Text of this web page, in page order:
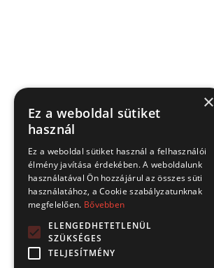
×
Ez a weboldal sütiket
használ
Ez a weboldal sütiket használ a felhasználói
élmény javítása érdekében. A weboldalunk
használatával Ön hozzájárul az összes süti
használatához, a Cookie szabályzatunknak
megfelelően. Bővebben
ELENGEDHETETLENÜL
SZÜKSÉGES
TELJESÍTMÉNY